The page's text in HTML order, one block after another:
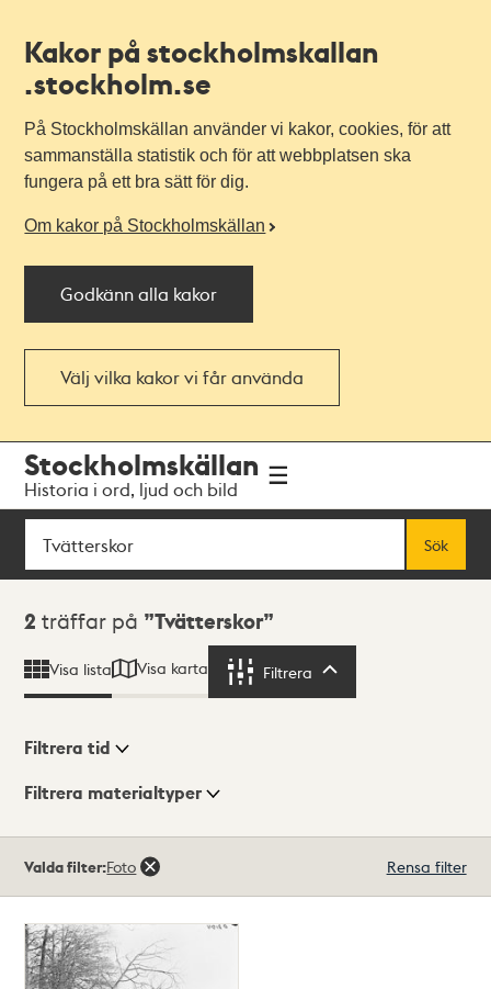
Kakor på stockholmskallan
.stockholm.se
På Stockholmskällan använder vi kakor, cookies, för att
sammanställa statistik och för att webbplatsen ska
fungera på ett bra sätt för dig.
Om kakor på Stockholmskällan
Godkänn alla kakor
Välj vilka kakor vi får använda
navigationen
huvudinnehållet
Stockholmskällan
Historia i ord, ljud och bild
Sök
Sök
Sökresultat
2 träffar på Tvätterskor
Visa lista Visa karta Filtrera
Visningsläge
Filtrera tid
Filtrera materialtyper
träffar
Valda filter:Foto Rensa filter